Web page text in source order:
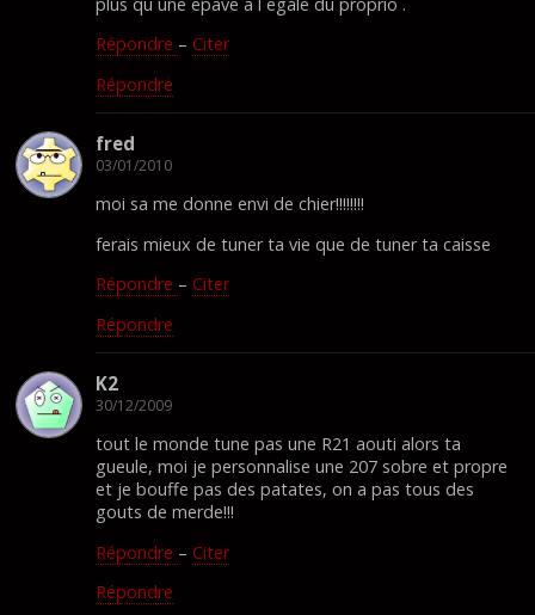
Répondre – Citer
Répondre
fred
03/01/2010
moi sa me donne envi de chier!!!!!!!!
ferais mieux de tuner ta vie que de tuner ta caisse
Répondre – Citer
Répondre
K2
30/12/2009
tout le monde tune pas une R21 aouti alors ta
gueule, moi je personnalise une 207 sobre et propre
et je bouffe pas des patates, on a pas tous des
gouts de merde!!!
Répondre – Citer
Répondre